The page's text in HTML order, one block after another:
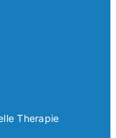
Therapie